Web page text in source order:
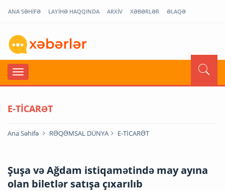
ANA SƏHİFƏ LAYİHƏ HAQQINDA ARXİV XƏBƏRLƏR ƏLAQƏ
E-TİCARƏT
Ana Səhifə RƏQƏMSAL DÜNYA E-TİCARƏT
Şuşa və Ağdam istiqamətində may ayına
olan biletlər satışa çıxarılıb